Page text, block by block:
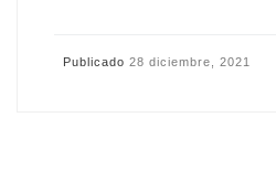
o er p
Publicado28 diciembre, 2021